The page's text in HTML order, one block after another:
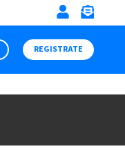
REGISTRATE